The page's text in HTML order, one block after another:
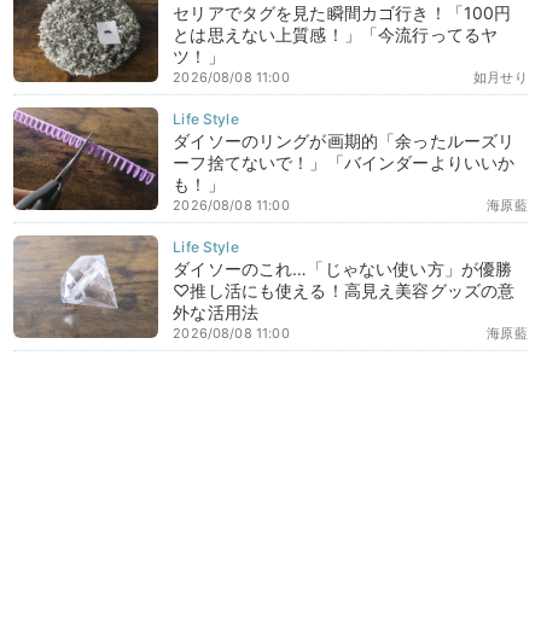
セリアでタグを見た瞬間カゴ行き！「100円
とは思えない上質感！」「今流行ってるヤ
ツ！」
如月せり
2026/08/08 11:00
ダイソーのリングが画期的「余ったルーズリ
ーフ捨てないで！」「バインダーよりいいか
も！」
海原藍
2026/08/08 11:00
ダイソーのこれ…「じゃない使い方」が優勝
♡推し活にも使える！高見え美容グッズの意
外な活用法
海原藍
2026/08/08 11:00